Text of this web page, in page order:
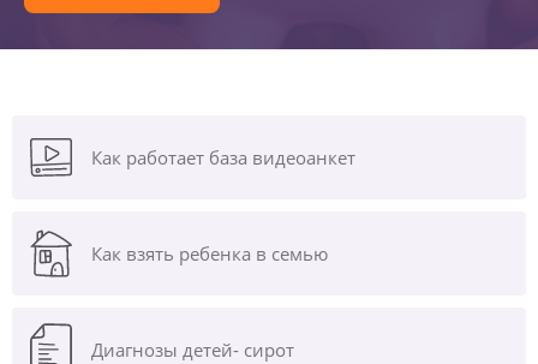
Как работает база видеоанкет
Как взять ребенка в семью
Диагнозы детей- сирот